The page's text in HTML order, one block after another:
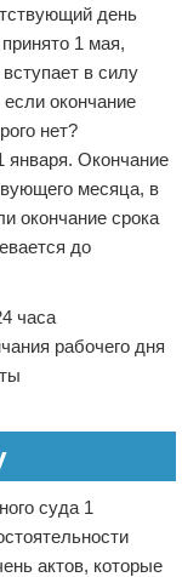
день
1 мая,
в силу
окончание
нет?
января. Окончание
месяца, в
окончание срока
до
часа
рабочего дня
суда 1
актов, которые